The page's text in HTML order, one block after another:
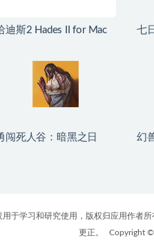
迪斯2 Hades II for Mac
七
闯死人谷：暗黑之日
幻
于学习和研究使用，版权归应用作者
更正。
Copyright ©